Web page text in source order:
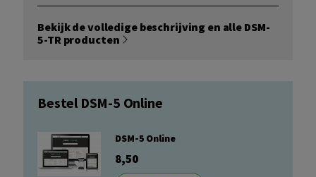
Bekijk de volledige beschrijving en alle DSM-
5-TR producten
Bestel DSM-5 Online
DSM-5 Online
8,50